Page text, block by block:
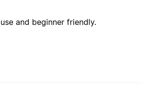
and beginner friendly.